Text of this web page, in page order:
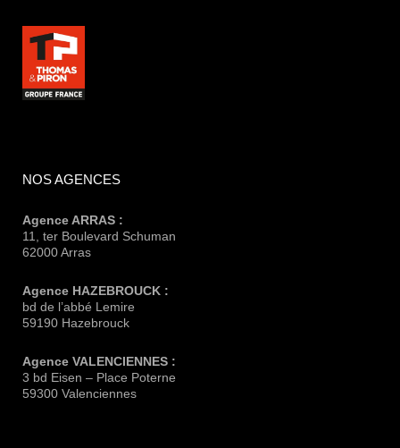
NOS AGENCES
Agence ARRAS :
11, ter Boulevard Schuman
62000 Arras
Agence HAZEBROUCK :
bd de l’abbé Lemire
59190 Hazebrouck
Agence VALENCIENNES :
3 bd Eisen – Place Poterne
59300 Valenciennes